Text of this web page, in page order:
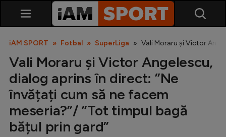
SuperLiga
iAM SPORT Fotbal SuperLiga Vali Moraru și Victor
Vali Moraru și Victor Angelescu,
dialog aprins în direct: ”Ne
învățați cum să ne facem
meseria?”/ ”Tot timpul bagă
bățul prin gard”